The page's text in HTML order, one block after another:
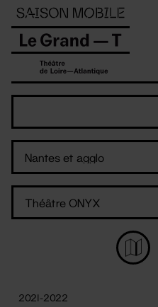
Panneau de gestion des cookies